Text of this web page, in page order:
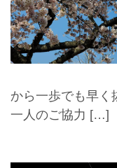
から一歩でも早く
一人のご協力 […]